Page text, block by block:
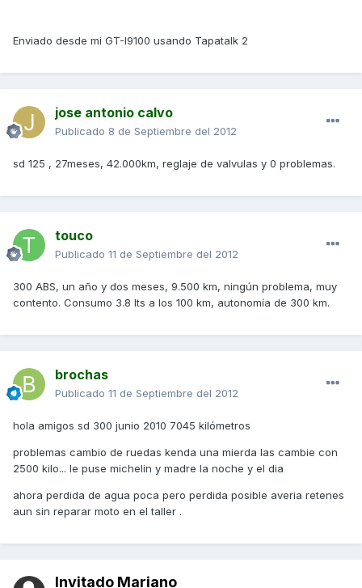
Enviado desde mi GT-I9100 usando Tapatalk 2
jose antonio calvo
Publicado 8 de Septiembre del 2012
sd 125 , 27meses, 42.000km, reglaje de valvulas y 0 problemas.
touco
Publicado 11 de Septiembre del 2012
300 ABS, un año y dos meses, 9.500 km, ningún problema, muy
contento. Consumo 3.8 lts a los 100 km, autonomía de 300 km.
brochas
Publicado 11 de Septiembre del 2012
hola amigos sd 300 junio 2010 7045 kilómetros
problemas cambio de ruedas kenda una mierda las cambie con
2500 kilo... le puse michelin y madre la noche y el dia
ahora perdida de agua poca pero perdida posible averia retenes
aun sin reparar moto en el taller .
Invitado Mariano